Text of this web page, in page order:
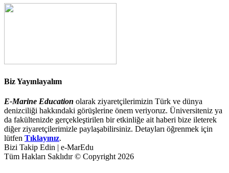
Biz Yayınlayalım
E-Marine Education olarak ziyaretçilerimizin Türk ve dünya
denizciliği hakkındaki görüşlerine önem veriyoruz. Üniversiteniz ya
da fakültenizde gerçekleştirilen bir etkinliğe ait haberi bize ileterek
diğer ziyaretçilerimizle paylaşabilirsiniz. Detayları öğrenmek için
lütfen Tıklayınız.
Bizi Takip Edin | e-MarEdu
Tüm Hakları Saklıdır © Copyright 2026